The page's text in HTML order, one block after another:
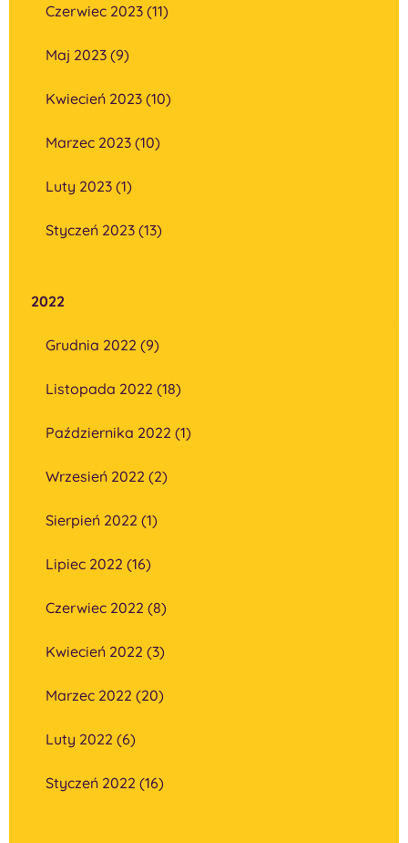
Czerwiec 2023 (11)
Maj 2023 (9)
Kwiecień 2023 (10)
Marzec 2023 (10)
Luty 2023 (1)
Styczeń 2023 (13)
2022
Grudnia 2022 (9)
Listopada 2022 (18)
Października 2022 (1)
Wrzesień 2022 (2)
Sierpień 2022 (1)
Lipiec 2022 (16)
Czerwiec 2022 (8)
Kwiecień 2022 (3)
Marzec 2022 (20)
Luty 2022 (6)
Styczeń 2022 (16)